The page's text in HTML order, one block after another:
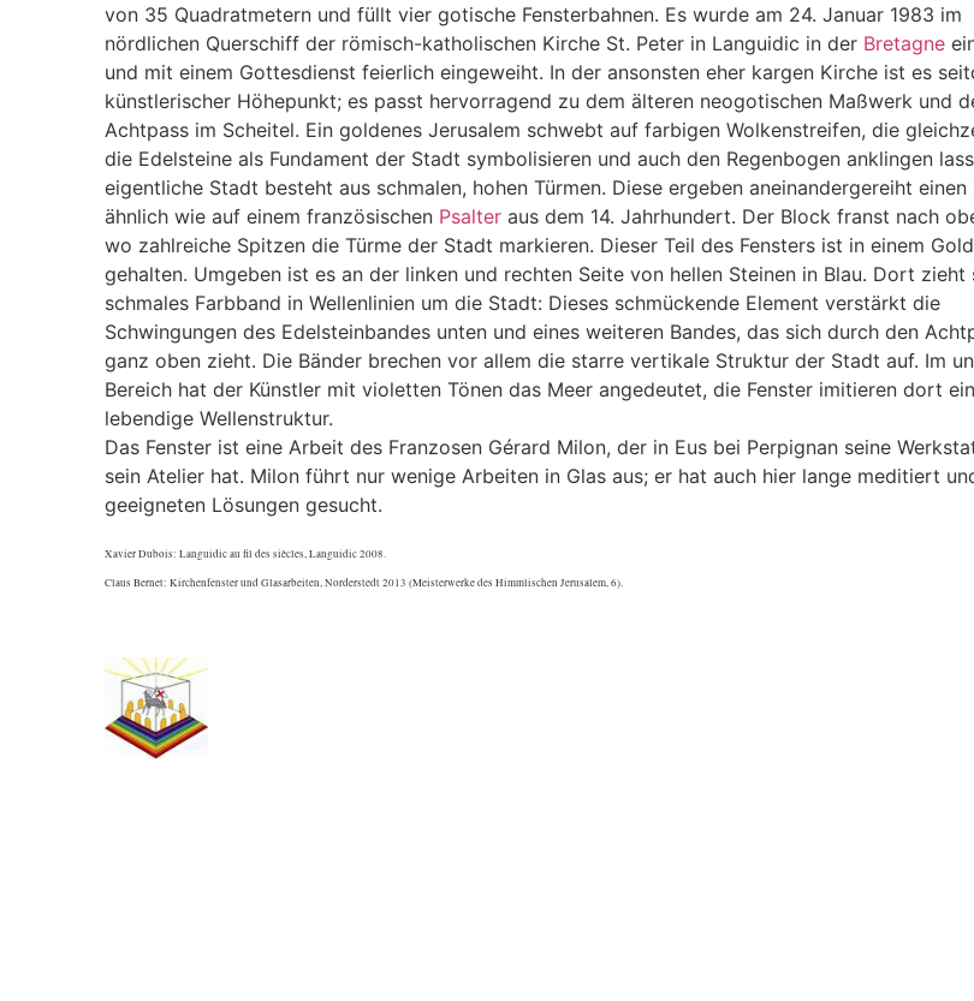
von 35 Quadratmetern und füllt vier gotische Fensterbahnen. Es wurde am 24. Januar 1983 im
nördlichen Querschiff der römisch-katholischen Kirche St. Peter in Languidic in der Bretagne
und mit einem Gottesdienst feierlich eingeweiht. In der ansonsten eher kargen Kirche ist es
künstlerischer Höhepunkt; es passt hervorragend zu dem älteren neogotischen Maßwerk und
Achtpass im Scheitel. Ein goldenes Jerusalem schwebt auf farbigen Wolkenstreifen, die
die Edelsteine als Fundament der Stadt symbolisieren und auch den Regenbogen anklingen
eigentliche Stadt besteht aus schmalen, hohen Türmen. Diese ergeben aneinandergereiht einen
ähnlich wie auf einem französischen Psalter aus dem 14. Jahrhundert. Der Block franst nach
wo zahlreiche Spitzen die Türme der Stadt markieren. Dieser Teil des Fensters ist in einem
gehalten. Umgeben ist es an der linken und rechten Seite von hellen Steinen in Blau. Dort zieht
schmales Farbband in Wellenlinien um die Stadt: Dieses schmückende Element verstärkt die
Schwingungen des Edelsteinbandes unten und eines weiteren Bandes, das sich durch den
ganz oben zieht. Die Bänder brechen vor allem die starre vertikale Struktur der Stadt auf. Im
Bereich hat der Künstler mit violetten Tönen das Meer angedeutet, die Fenster imitieren dort
lebendige Wellenstruktur.
Das Fenster ist eine Arbeit des Franzosen Gérard Milon, der in Eus bei Perpignan seine
sein Atelier hat. Milon führt nur wenige Arbeiten in Glas aus; er hat auch hier lange meditiert
geeigneten Lösungen gesucht.
Xavier Dubois: Languidic au fil des siècles, Languidic 2008.
Claus Bernet: Kirchenfenster und Glasarbeiten, Norderstedt 2013 (Meisterwerke des Himmlischen Jerusalem, 6).